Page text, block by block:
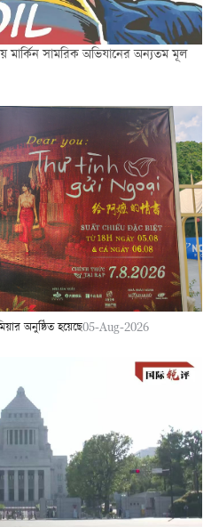
সামরিক অভিযানের অন্যতম মূল
অনুষ্ঠিত হয়েছে05-Aug-2026